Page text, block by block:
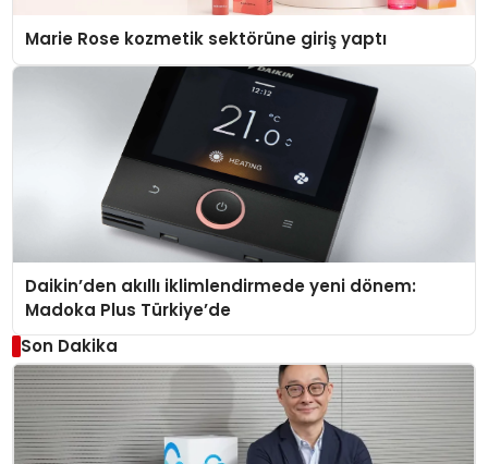
Marie Rose kozmetik sektörüne giriş yaptı
Daikin’den akıllı iklimlendirmede yeni dönem:
Madoka Plus Türkiye’de
Son Dakika